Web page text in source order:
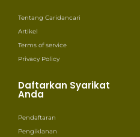
Tentang Caridancari
Artikel
Terms of service
Privacy Policy
Daftarkan Syarikat
Anda
Pendaftaran
Pengiklanan